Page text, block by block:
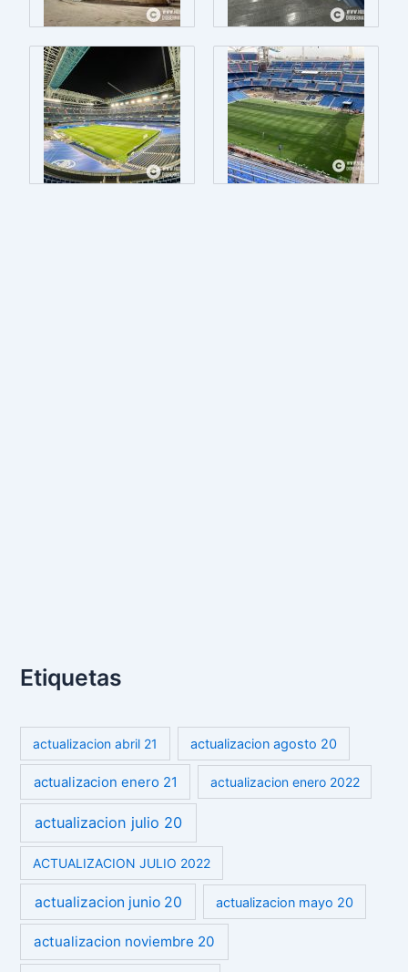
Etiquetas
actualizacion abril 21 actualizacion agosto 20
actualizacion enero 21 actualizacion enero 2022
actualizacion julio 20
ACTUALIZACION JULIO 2022
actualizacion junio 20 actualizacion mayo 20
actualizacion noviembre 20